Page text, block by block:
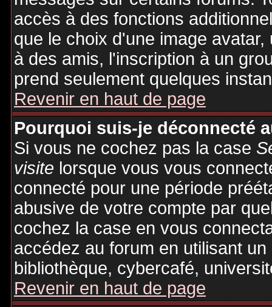
accès à des fonctions
que le choix d'une image
à des amis, l'inscription à un
prend seulement quelques
Revenir en haut de page
Pourquoi suis-je déconnecté
Si vous ne cochez pas la case
visitelorsque vous vous
connecté pour une période
abusive de votre compte par
cochez la case en vous
accédez au forum en utilisant
bibliothèque, cybercafé,
Revenir en haut de page